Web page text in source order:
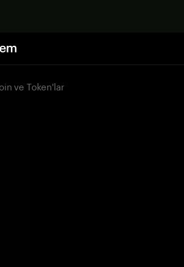
ve Token'lar